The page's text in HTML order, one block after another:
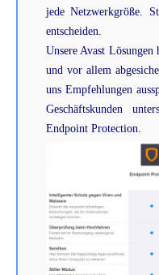
jede Netzwerkgröße.
entscheiden.
Unsere Avast Lösungen
und vor allem
uns Empfehlungen
Geschäftskunden
Endpoint Protection.